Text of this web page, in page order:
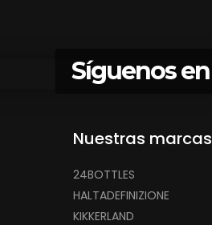
Síguenos en
Nuestras marcas
24BOTTLES
HALTADEFINIZIONE
KIKKERLAND